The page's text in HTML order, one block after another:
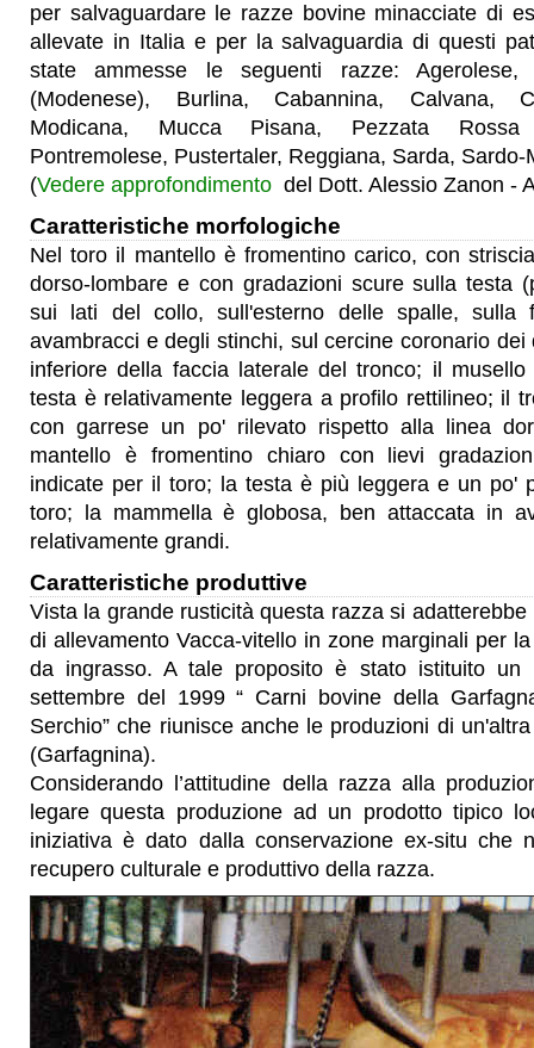
per salvaguardare le razze bovine minacciate di
allevate in Italia e per la salvaguardia di questi
state ammesse le seguenti razze: Agerolese,
(Modenese), Burlina, Cabannina, Calvana,
Modicana, Mucca Pisana, Pezzata Rossa
Pontremolese, Pustertaler, Reggiana, Sarda, Sardo-
(Vedere approfondimento del Dott. Alessio Zanon -
Caratteristiche morfologiche
Nel toro il mantello è fromentino carico, con
dorso-lombare e con gradazioni scure sulla testa
sui lati del collo, sull'esterno delle spalle, sulla
avambracci e degli stinchi, sul cercine coronario
inferiore della faccia laterale del tronco; il
testa è relativamente leggera a profilo rettilineo; il
con garrese un po' rilevato rispetto alla linea
mantello è fromentino chiaro con lievi
indicate per il toro; la testa è più leggera e un po'
toro; la mammella è globosa, ben attaccata in
relativamente grandi.
Caratteristiche produttive
Vista la grande rusticità questa razza si
di allevamento Vacca-vitello in zone marginali per
da ingrasso. A tale proposito è stato istituito un
settembre del 1999 “ Carni bovine della
Serchio” che riunisce anche le produzioni di
(Garfagnina).
Considerando l’attitudine della razza alla
legare questa produzione ad un prodotto tipico
iniziativa è dato dalla conservazione ex-situ che
recupero culturale e produttivo della razza.